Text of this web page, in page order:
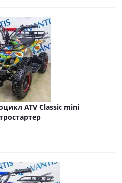
ATV Classic mini